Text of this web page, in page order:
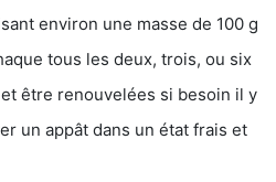
environ une masse de 100 g
tous les deux, trois, ou six
être renouvelées si besoin il y
un appât dans un état frais et